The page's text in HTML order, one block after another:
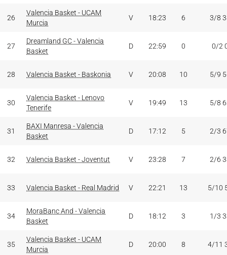
26
Valencia Basket - UCAM
Murcia
V 18:23 6 3/8
27
Dreamland GC - Valencia
Basket
D 22:59 0 0/2
28 Valencia Basket - Baskonia V 20:08 10 5/9
30
Valencia Basket - Lenovo
Tenerife
V 19:49 13 5/8
31
BAXI Manresa - Valencia
Basket
D 17:12 5 2/3
32 Valencia Basket - Joventut V 23:28 7 2/6
33 Valencia Basket - Real Madrid V 22:21 13 5/10
34
MoraBanc And - Valencia
Basket
D 18:12 3 1/3
35
Valencia Basket - UCAM
Murcia
D 20:00 8 4/11